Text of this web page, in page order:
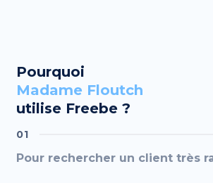
Pourquoi
Madame Floutch
utilise Freebe ?
01
Pour rechercher un client très